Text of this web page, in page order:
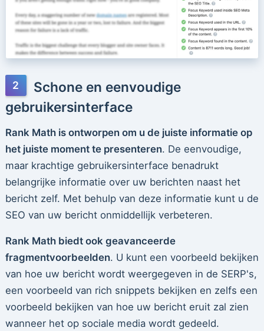
Schone en eenvoudige
gebruikersinterface
Rank Math is ontworpen om u de juiste informatie op
het juiste moment te presenteren. De eenvoudige,
maar krachtige gebruikersinterface benadrukt
belangrijke informatie over uw berichten naast het
bericht zelf. Met behulp van deze informatie kunt u de
SEO van uw bericht onmiddellijk verbeteren.
Rank Math biedt ook geavanceerde
fragmentvoorbeelden. U kunt een voorbeeld bekijken
van hoe uw bericht wordt weergegeven in de SERP's,
een voorbeeld van rich snippets bekijken en zelfs een
voorbeeld bekijken van hoe uw bericht eruit zal zien
wanneer het op sociale media wordt gedeeld.